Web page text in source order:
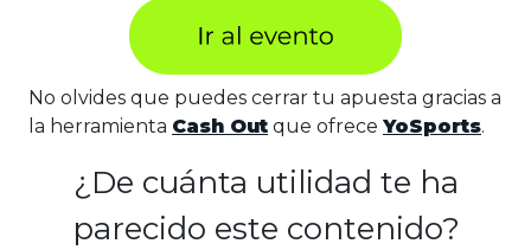
No olvides que puedes cerrar tu apuesta gracias a
la herramienta Cash Out que ofrece YoSports.
¿De cuánta utilidad te ha
parecido este contenido?